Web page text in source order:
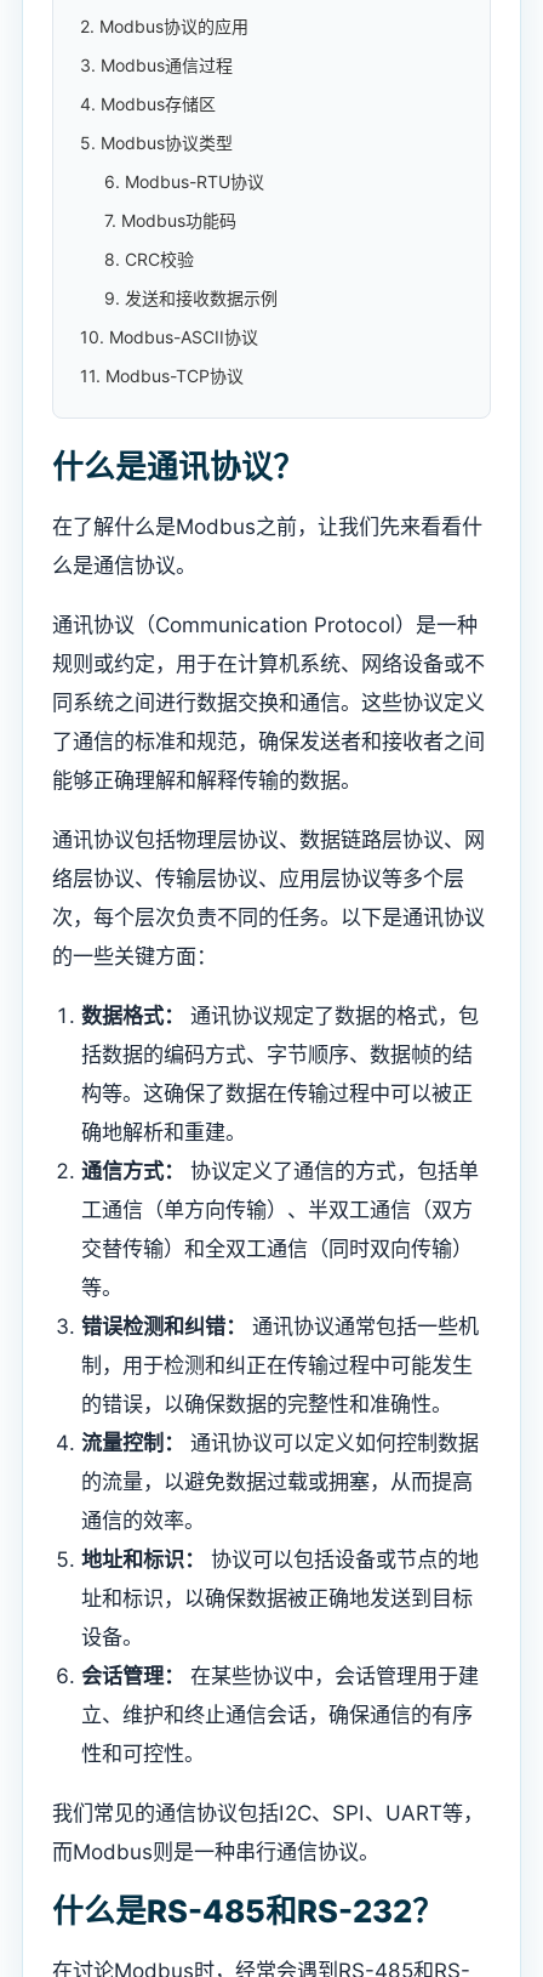
2. Modbus协议的应用
3. Modbus通信过程
4. Modbus存储区
5. Modbus协议类型
6. Modbus-RTU协议
7. Modbus功能码
8. CRC校验
9. 发送和接收数据示例
10. Modbus-ASCII协议
11. Modbus-TCP协议
什么是通讯协议？
在了解什么是Modbus之前，让我们先来看看什
么是通信协议。
通讯协议（Communication Protocol）是一种
规则或约定，用于在计算机系统、网络设备或不
同系统之间进行数据交换和通信。这些协议定义
了通信的标准和规范，确保发送者和接收者之间
能够正确理解和解释传输的数据。
通讯协议包括物理层协议、数据链路层协议、网
络层协议、传输层协议、应用层协议等多个层
次，每个层次负责不同的任务。以下是通讯协议
的一些关键方面：
数据格式：
通讯协议规定了数据的格式，包
括数据的编码方式、字节顺序、数据帧的结
构等。这确保了数据在传输过程中可以被正
确地解析和重建。
通信方式：
协议定义了通信的方式，包括单
工通信（单方向传输）、半双工通信（双方
交替传输）和全双工通信（同时双向传输）
等。
错误检测和纠错：
通讯协议通常包括一些机
制，用于检测和纠正在传输过程中可能发生
的错误，以确保数据的完整性和准确性。
流量控制：
通讯协议可以定义如何控制数据
的流量，以避免数据过载或拥塞，从而提高
通信的效率。
地址和标识：
协议可以包括设备或节点的地
址和标识，以确保数据被正确地发送到目标
设备。
会话管理：
在某些协议中，会话管理用于建
立、维护和终止通信会话，确保通信的有序
性和可控性。
我们常见的通信协议包括I2C、SPI、UART等，
而Modbus则是一种串行通信协议。
什么是RS-485和RS-232？
在讨论Modbus时，经常会遇到RS-485和RS-